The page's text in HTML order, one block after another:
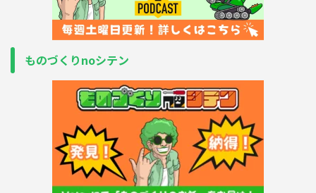
ものづくりnoシテン